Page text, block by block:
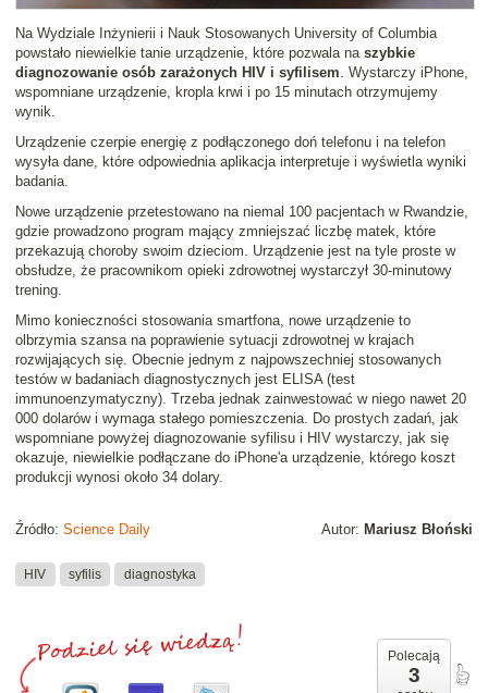
Na Wydziale Inżynierii i Nauk Stosowanych University of Columbia
powstało niewielkie tanie urządzenie, które pozwala na szybkie
diagnozowanie osób zarażonych HIV i syfilisem. Wystarczy iPhone,
wspomniane urządzenie, kropla krwi i po 15 minutach otrzymujemy
wynik.
Urządzenie czerpie energię z podłączonego doń telefonu i na telefon
wysyła dane, które odpowiednia aplikacja interpretuje i wyświetla wyniki
badania.
Nowe urządzenie przetestowano na niemal 100 pacjentach w Rwandzie,
gdzie prowadzono program mający zmniejszać liczbę matek, które
przekazują choroby swoim dzieciom. Urządzenie jest na tyle proste w
obsłudze, że pracownikom opieki zdrowotnej wystarczył 30-minutowy
trening.
Mimo konieczności stosowania smartfona, nowe urządzenie to
olbrzymia szansa na poprawienie sytuacji zdrowotnej w krajach
rozwijających się. Obecnie jednym z najpowszechniej stosowanych
testów w badaniach diagnostycznych jest ELISA (test
immunoenzymatyczny). Trzeba jednak zainwestować w niego nawet 20
000 dolarów i wymaga stałego pomieszczenia. Do prostych zadań, jak
wspomniane powyżej diagnozowanie syfilisu i HIV wystarczy, jak się
okazuje, niewielkie podłączane do iPhone'a urządzenie, którego koszt
produkcji wynosi około 34 dolary.
Autor: Mariusz Błoński
Źródło: Science Daily
HIV syfilis diagnostyka
Polecają
3